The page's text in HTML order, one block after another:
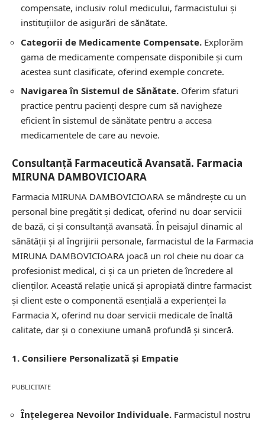
compensate, inclusiv rolul medicului, farmacistului și
instituțiilor de asigurări de sănătate.
Categorii de Medicamente Compensate. Explorăm
gama de medicamente compensate disponibile și cum
acestea sunt clasificate, oferind exemple concrete.
Navigarea în Sistemul de Sănătate. Oferim sfaturi
practice pentru pacienți despre cum să navigheze
eficient în sistemul de sănătate pentru a accesa
medicamentele de care au nevoie.
Consultanță Farmaceutică Avansată. Farmacia
MIRUNA DAMBOVICIOARA
Farmacia MIRUNA DAMBOVICIOARA se mândrește cu un
personal bine pregătit și dedicat, oferind nu doar servicii
de bază, ci și consultanță avansată. În peisajul dinamic al
sănătății și al îngrijirii personale, farmacistul de la Farmacia
MIRUNA DAMBOVICIOARA joacă un rol cheie nu doar ca
profesionist medical, ci și ca un prieten de încredere al
clienților. Această relație unică și apropiată dintre farmacist
și client este o componentă esențială a experienței la
Farmacia X, oferind nu doar servicii medicale de înaltă
calitate, dar și o conexiune umană profundă și sinceră.
1. Consiliere Personalizată și Empatie
PUBLICITATE
Înțelegerea Nevoilor Individuale. Farmacistul nostru